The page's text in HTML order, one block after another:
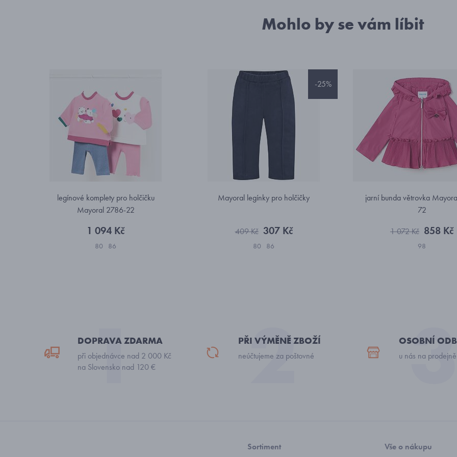
Mohlo by se vám líbit
legínové komplety pro holčičku
Mayoral 2786-22
1 094 Kč
80 86
-25%
Mayoral legínky pro holčičky
409 Kč 307 Kč
80 86
jarní bunda větrovka
72
1 072 Kč 858 Kč
98
DOPRAVA ZDARMA
při objednávce nad 2 000 Kč
na Slovensko nad 120 €
PŘI VÝMĚNĚ ZBOŽÍ
neúčtujeme za poštovné
OSOBNÍ
u nás na
Sortiment Vše o nákupu